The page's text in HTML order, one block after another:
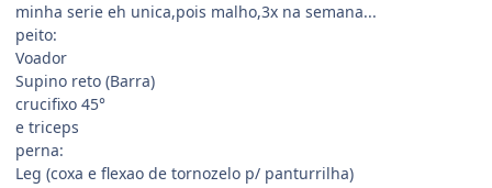
minha serie eh unica,pois malho,3x na semana...
peito:
Voador
Supino reto (Barra)
crucifixo 45°
e triceps
perna:
Leg (coxa e flexao de tornozelo p/ panturrilha)